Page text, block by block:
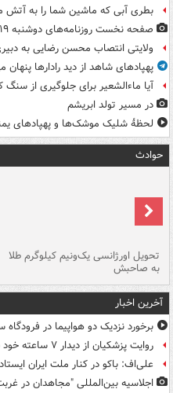
بطری آبی که ماشین شما را به
صفحه نخست روزنامه‌های دوشنبه ۱۹ مرداد ۱۴۰۵
ولایتی انتصاب محسن رضایی به
پهپادهای شاهد از دید رادارها
آیا ماءالشعیر برای جلوگیری از
در مسیر تولد ابریشم
لحظۀ شلیک موشک‌ها و پهپادهای
حوادث
تحویل اورژانسی یک‌ونیم کیلوگرم طلا
به صاحبش
آخرین اخبار
برخورد نزدیک دو هواپیما در فرودگاه
روایت پزشکیان از دیدار ۷ ساعته خود با رهبر انقلاب
علی‌اف: باکو در کنار ملت ایران
اجلاسیه بین‌المللی "مجاهدان در